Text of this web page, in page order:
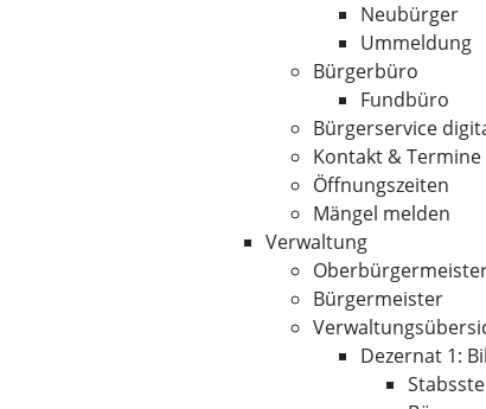
Neubürger
Ummeldung
Bürgerbüro
Fundbüro
Bürgerservice
Kontakt & Termine
Öffnungszeiten
Mängel melden
Verwaltung
Bürgermeister
Dezernat 1: